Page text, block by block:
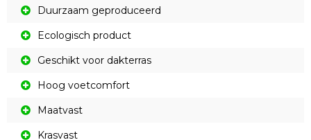
Duurzaam geproduceerd
Ecologisch product
Geschikt voor dakterras
Hoog voetcomfort
Maatvast
Krasvast